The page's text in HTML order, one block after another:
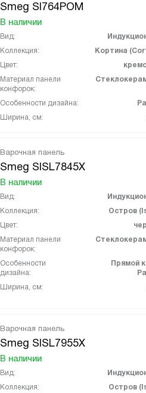
Smeg SI764POM
В наличии
Вид:
Коллекция:
Кортина
Цвет:
Материал панели
конфорок:
Особенности дизайна:
Ширина, см:
Варочная панель
Smeg SISL7845X
В наличии
Вид:
Коллекция:
Остров
Цвет:
Материал панели
конфорок:
Особенности
дизайна:
Прямой
Ширина, см:
Варочная панель
Smeg SISL7955X
В наличии
Вид:
Коллекция:
Остров